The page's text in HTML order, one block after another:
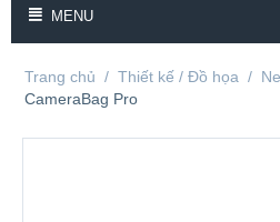
MENU
Trang chủ / Thiết kế / Đồ họa /
CameraBag Pro